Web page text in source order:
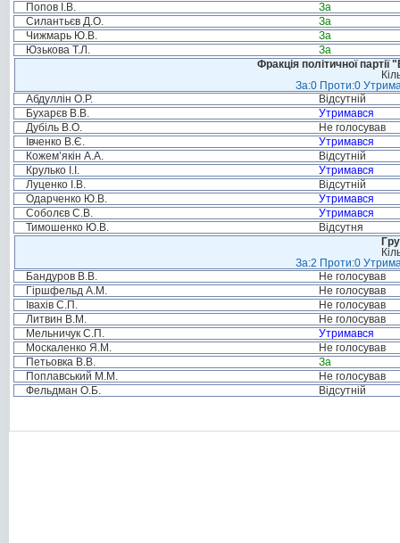
Попов І.В.
За
Силантьєв Д.О.
За
Чижмарь Ю.В.
За
Юзькова Т.Л.
За
Фракція політичної
За:0 Проти:0
Абдуллін О.Р.
Відсутній
Бухарєв В.В.
Утримався
Дубіль В.О.
Не голосував
Івченко В.Є.
Утримався
Кожем’якін А.А.
Відсутній
Крулько І.І.
Утримався
Луценко І.В.
Відсутній
Одарченко Ю.В.
Утримався
Соболєв С.В.
Утримався
Тимошенко Ю.В.
Відсутня
За:2 Проти:0
Бандуров В.В.
Не голосував
Гіршфельд А.М.
Не голосував
Івахів С.П.
Не голосував
Литвин В.М.
Не голосував
Мельничук С.П.
Утримався
Москаленко Я.М.
Не голосував
Петьовка В.В.
За
Поплавський М.М.
Не голосував
Фельдман О.Б.
Відсутній